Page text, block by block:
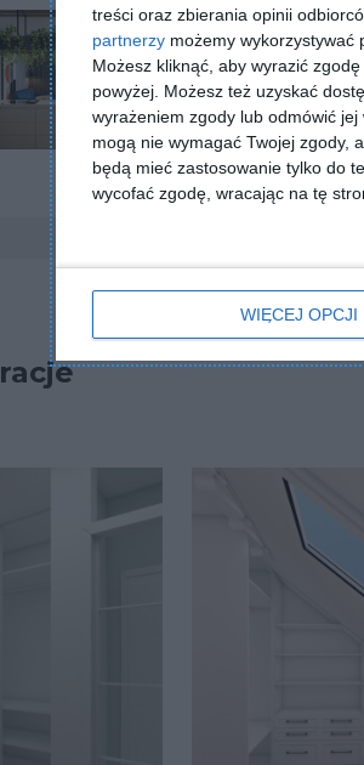
treści oraz zbierania opinii
partnerzy możemy wykorzystywać
Możesz kliknąć, aby wyrazić
powyżej. Możesz też uzyskać
wyrażeniem zgody lub odmówić jej
mogą nie wymagać Twojej zgody,
będą mieć zastosowanie tylko do
wycofać zgodę, wracając na tę
WIĘCEJ OPCJI